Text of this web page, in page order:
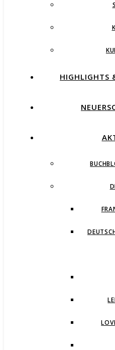
HIGHLIGHTS